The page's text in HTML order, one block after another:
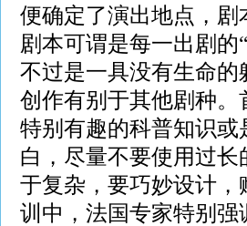
便确定了演出地点，
剧本可谓是每一出剧的
不过是一具没有生命
创作有别于其他剧种
特别有趣的科普知识
白，尽量不要使用过
于复杂，要巧妙设计
训中，法国专家特别强